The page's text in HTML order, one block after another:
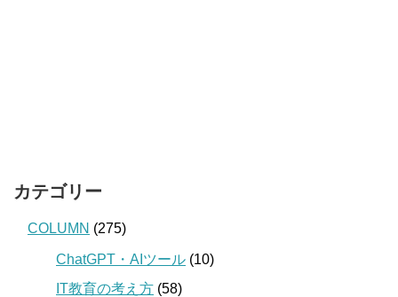
カテゴリー
COLUMN (275)
ChatGPT・AIツール (10)
IT教育の考え方 (58)